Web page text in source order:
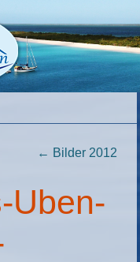
← Bilder 2012
Uben-